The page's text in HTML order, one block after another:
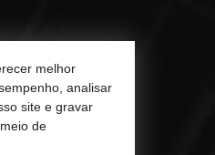
Personalizada
melhor
analisar
site e gravar
de